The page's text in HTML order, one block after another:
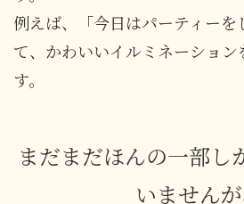
例えば、「今日はパーティーを
て、かわいいイルミネーション
す。
まだまだほんの一部し
いませんが